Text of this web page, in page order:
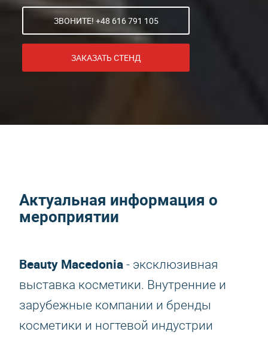
ЗВОНИТЕ! +48 616 791 105
ЗАКАЗАТЬ СТЕНД
Актуальная информация о
мероприятии
Beauty Macedonia - эксклюзивная
выставка косметики. Внутренние и
зарубежные компании и бренды
косметики и ногтевой индустрии